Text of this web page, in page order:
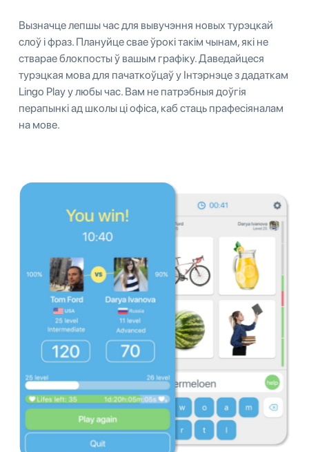
Вызначце лепшы час для вывучэння новых турэцкай
слоў і фраз. Плануйце свае ўрокі такім чынам, які не
стварае блокпосты ў вашым графіку. Даведайцеся
турэцкая мова для пачаткоўцаў у Інтэрнэце з дадаткам
Lingo Play у любы час. Вам не патрэбныя доўгія
перапынкі ад школы ці офіса, каб стаць прафесіяналам
на мове.